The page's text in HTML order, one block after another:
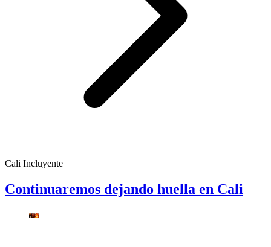
Cali Incluyente
Continuaremos dejando huella en Cali